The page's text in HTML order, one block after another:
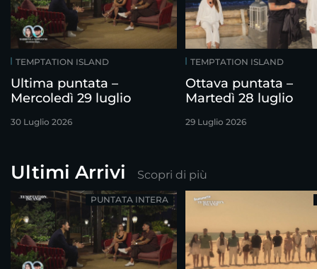
TEMPTATION ISLAND
Ultima puntata –
Mercoledì 29 luglio
30 Luglio 2026
TEMPTATION ISLAND
Ottava puntata –
Martedì 28 luglio
29 Luglio 2026
Ultimi Arrivi Scopri di più
PUNTATA INTERA